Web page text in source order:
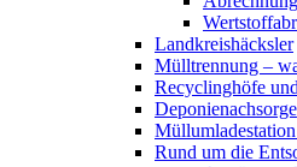
Landkreishäcksler
Mülltrennung –
Recyclinghöfe
Deponienachsorge
Rund um die